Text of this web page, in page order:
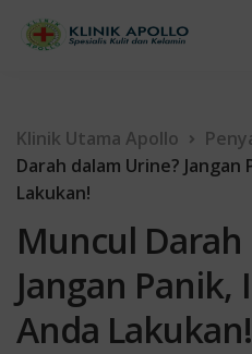
Klinik Utama Apollo
Darah dalam Urine?
Lakukan!
Muncul
Jangan Panik,
Anda Lakukan!